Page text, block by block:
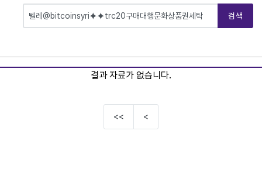
검색
결과 자료가 없습니다.
<< <